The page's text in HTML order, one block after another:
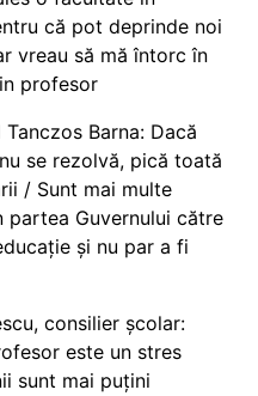
că pot deprinde noi
vreau să mă întorc în
profesor
Barna: Dacă
se rezolvă, pică toată
/ Sunt mai multe
partea Guvernului către
și nu par a fi
consilier școlar:
este un stres
sunt mai puțini